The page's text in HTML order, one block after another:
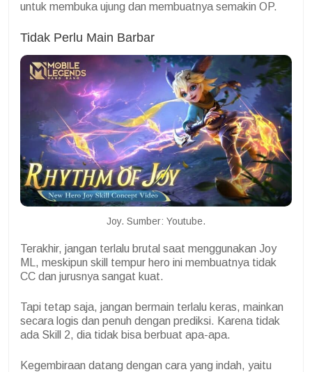
untuk membuka ujung dan membuatnya semakin OP.
Tidak Perlu Main Barbar
Joy. Sumber: Youtube.
Terakhir, jangan terlalu brutal saat menggunakan Joy
ML, meskipun skill tempur hero ini membuatnya tidak
CC dan jurusnya sangat kuat.
Tapi tetap saja, jangan bermain terlalu keras, mainkan
secara logis dan penuh dengan prediksi. Karena tidak
ada Skill 2, dia tidak bisa berbuat apa-apa.
Kegembiraan datang dengan cara yang indah, yaitu